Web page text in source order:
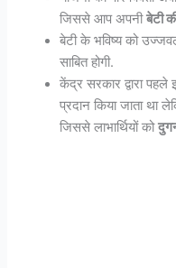
जिससे आप अपनीबेटी
बेटी के भविष्य को
साबित होगी.
केंद्र सरकार द्वारा
प्रदान किया जाता था
जिससे लाभार्थियों को